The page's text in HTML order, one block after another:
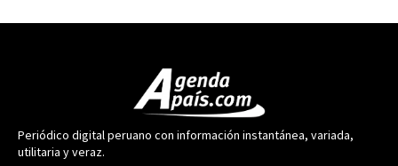
Periódico digital peruano con información instantánea, variada,
utilitaria y veraz.